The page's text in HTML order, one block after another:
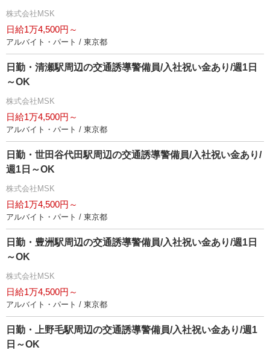
株式会社MSK
日給1万4,500円～
アルバイト・パート / 東京都
日勤・清瀬駅周辺の交通誘導警備員/入社祝い金あり/週1日
～OK
株式会社MSK
日給1万4,500円～
アルバイト・パート / 東京都
日勤・世田谷代田駅周辺の交通誘導警備員/入社祝い金あり/
週1日～OK
株式会社MSK
日給1万4,500円～
アルバイト・パート / 東京都
日勤・豊洲駅周辺の交通誘導警備員/入社祝い金あり/週1日
～OK
株式会社MSK
日給1万4,500円～
アルバイト・パート / 東京都
日勤・上野毛駅周辺の交通誘導警備員/入社祝い金あり/週1
日～OK